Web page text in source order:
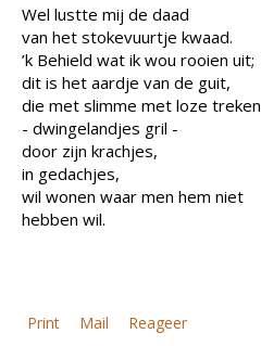
Wel lustte mij de daad
van het stokevuurtje kwaad.
’k Behield wat ik wou rooien uit;
dit is het aardje van de guit,
die met slimme met loze treken
- dwingelandjes gril -
door zijn krachjes,
in gedachjes,
wil wonen waar men hem niet
hebben wil.
Print Mail Reageer